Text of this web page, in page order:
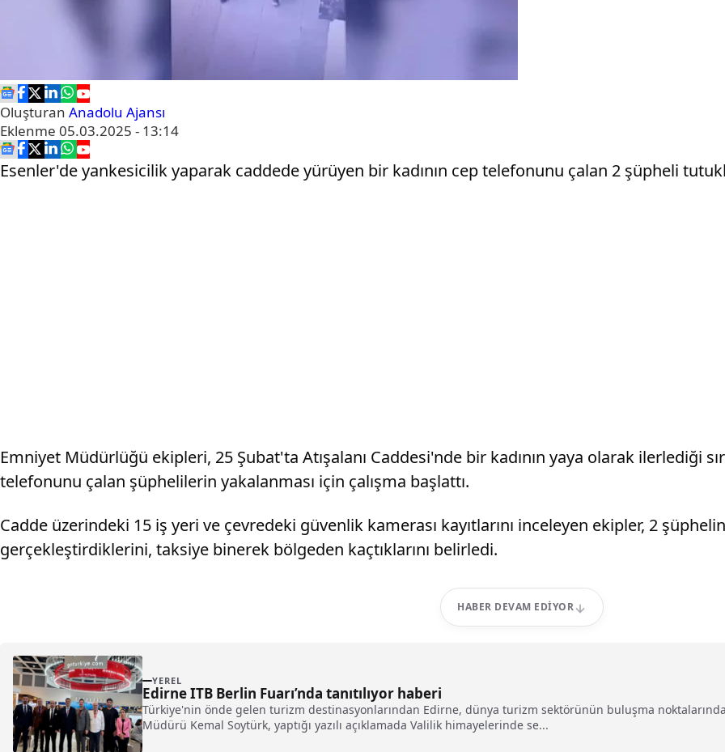
Oluşturan Anadolu Ajansı
Eklenme 05.03.2025 - 13:14
Esenler'de yankesicilik yaparak caddede yürüyen bir kadının cep telefonunu çalan 2 şüpheli
Emniyet Müdürlüğü ekipleri, 25 Şubat'ta Atışalanı Caddesi'nde bir kadının yaya olarak ilerlediği
telefonunu çalan şüphelilerin yakalanması için çalışma başlattı.
Cadde üzerindeki 15 iş yeri ve çevredeki güvenlik kamerası kayıtlarını inceleyen ekipler, 2
gerçekleştirdiklerini, taksiye binerek bölgeden kaçtıklarını belirledi.
HABER DEVAM EDIYOR
YEREL
Edirne ITB Berlin Fuarı’nda tanıtılıyor haberi
Türkiye'nin önde gelen turizm destinasyonlarından Edirne, dünya turizm sektörünün buluşma
Müdürü Kemal Soytürk, yaptığı yazılı açıklamada Valilik himayelerinde se...